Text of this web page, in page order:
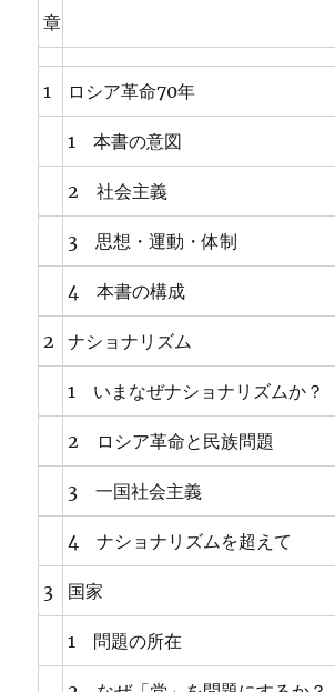
章
1 ロシア革命70年
1 本書の意図
2 社会主義
3 思想・運動・体制
4 本書の構成
2 ナショナリズム
1 いまなぜナショナリズムか？
2 ロシア革命と民族問題
3 一国社会主義
4 ナショナリズムを超えて
3 国家
1 問題の所在